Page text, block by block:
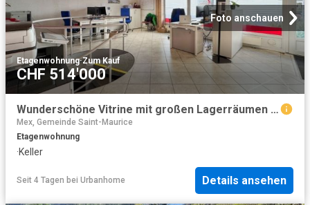
Foto anschauen
Etagenwohnung·Zum Kauf
CHF 514'000
Wunderschöne Vitrine mit großen Lagerräumen im ersten zugänglichen Keller
Mex, Gemeinde Saint-Maurice
Etagenwohnung
·Keller
Seit 4 Tagen bei Urbanhome Details ansehen